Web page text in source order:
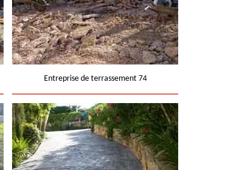
Entreprise de terrassement 74